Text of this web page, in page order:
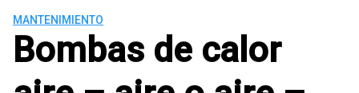
MANTENIMIENTO
Bombas de calor